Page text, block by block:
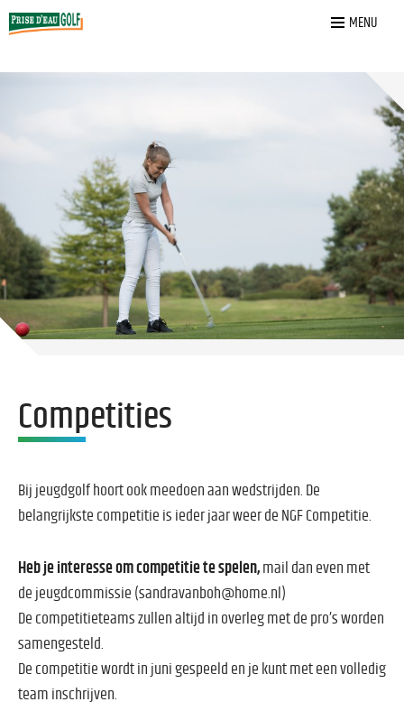
MENU
Home
Competities
Bij jeugdgolf hoort ook meedoen aan wedstrijden. De
belangrijkste competitie is ieder jaar weer de NGF Competitie.
Heb je interesse om competitie te spelen, mail dan even met
de jeugdcommissie (sandravanboh@home.nl)
De competitieteams zullen altijd in overleg met de pro’s worden
samengesteld.
De competitie wordt in juni gespeeld en je kunt met een volledig
team inschrijven.